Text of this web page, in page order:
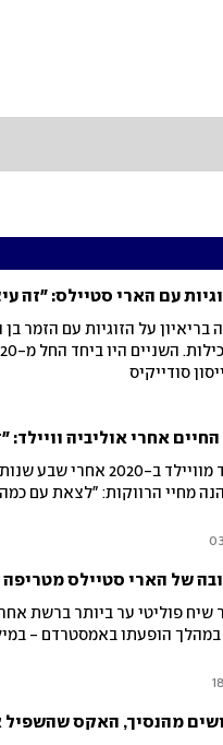
עם הארי סטיילס: "זה
סודייקיס
החיים אחרי אוליביה
כוכב "טד לאסו", שנפרד
מחיי הרווקות: "לצאת עם
של הארי סטיילס
שיח פוליטי ער ביותר ברשת
הופעתו באמסטרדם -